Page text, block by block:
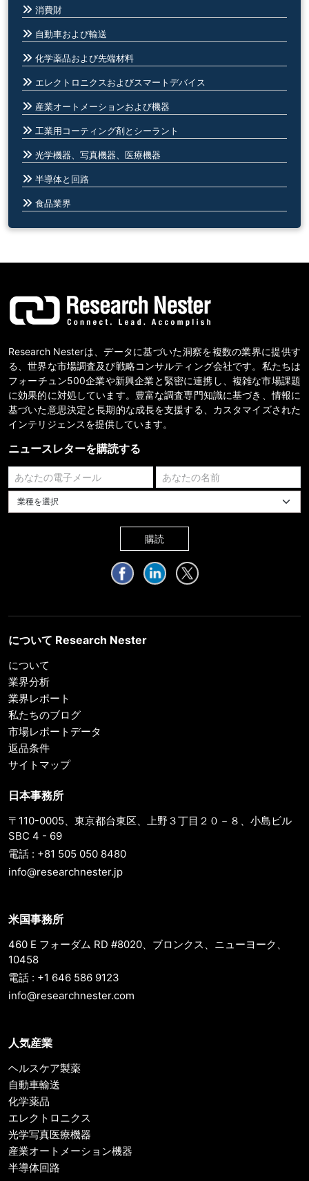
消費財
自動車および輸送
化学薬品および先端材料
エレクトロニクスおよびスマートデバイス
産業オートメーションおよび機器
工業用コーティング剤とシーラント
光学機器、写真機器、医療機器
半導体と回路
食品業界
Research Nesterは、データに基づいた洞察を複数の業界に提供す
る、世界な市場調査及び戦略コンサルティング会社です。私たちは
フォーチュン500企業や新興企業と緊密に連携し、複雑な市場課題
に効果的に対処しています。豊富な調査専門知識に基づき、情報に
基づいた意思決定と長期的な成長を支援する、カスタマイズされた
インテリジェンスを提供しています。
ニュースレターを購読する
業種を選択してください
購読
について Research Nester
について
業界分析
業界レポート
私たちのブログ
市場レポートデータ
返品条件
サイトマップ
日本事務所
〒110-0005、東京都台東区、上野３丁目２０－８、小島ビル
SBC 4 - 69
電話 : +81 505 050 8480
info@researchnester.jp
米国事務所
460 E フォーダム RD #8020、ブロンクス、ニューヨーク、
10458
電話 : +1 646 586 9123
info@researchnester.com
人気産業
ヘルスケア製薬
自動車輸送
化学薬品
エレクトロニクス
光学写真医療機器
産業オートメーション機器
半導体回路